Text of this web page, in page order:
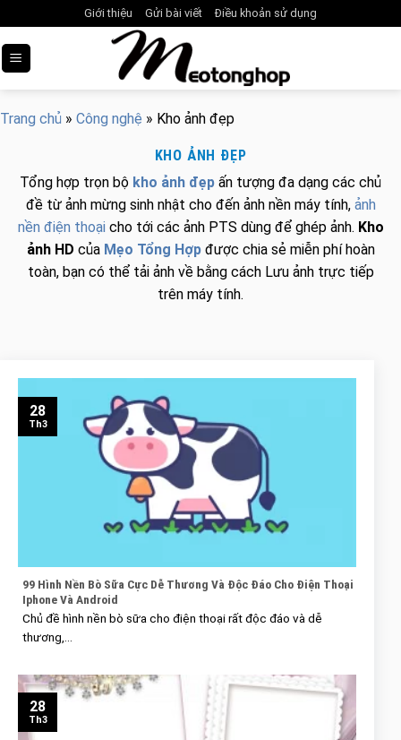
to
content
Giới thiệu Gửi bài viết Điều khoản sử dụng
Trang chủ » Công nghệ » Kho ảnh đẹp
KHO ẢNH ĐẸP
Tổng hợp trọn bộ kho ảnh đẹp ấn tượng đa dạng các chủ
đề từ ảnh mừng sinh nhật cho đến ảnh nền máy tính, ảnh
nền điện thoạicho tới các ảnh PTS dùng để ghép ảnh. Kho
ảnh HD của Mẹo Tổng Hợpđược chia sẻ miễn phí hoàn
toàn, bạn có thể tải ảnh về bằng cách Lưu ảnh trực tiếp
trên máy tính.
99 Hình Nền Bò Sữa Cực Dễ Thương Và Độc Đáo Cho Điện Thoại
Iphone Và Android
Chủ đề hình nền bò sữa cho điện thoại rất độc đáo và dễ
thương,...
28
Th3
28
Th3